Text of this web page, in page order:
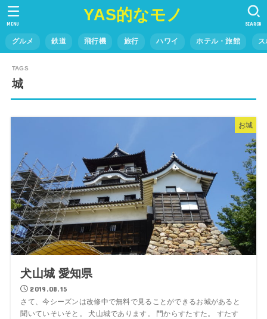
YAS的なモノ
グルメ 鉄道 飛行機 旅行 ハワイ ホテル・旅館
SEARCH
MENU
城
お城
犬山城 愛知県
2019.08.15
さて、今シーズンは改修中で無料で見ることができるお城があると
聞いていそいそと。 犬山城であります。 門からすたすた。 すたす